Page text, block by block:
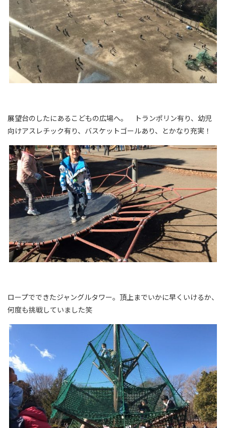
展望台のしたにあるこどもの広場へ。 トランポリン有り、幼児
向けアスレチック有り、バスケットゴールあり、とかなり充実！
ロープでできたジャングルタワー。頂上までいかに早くいけるか、
何度も挑戦していました笑